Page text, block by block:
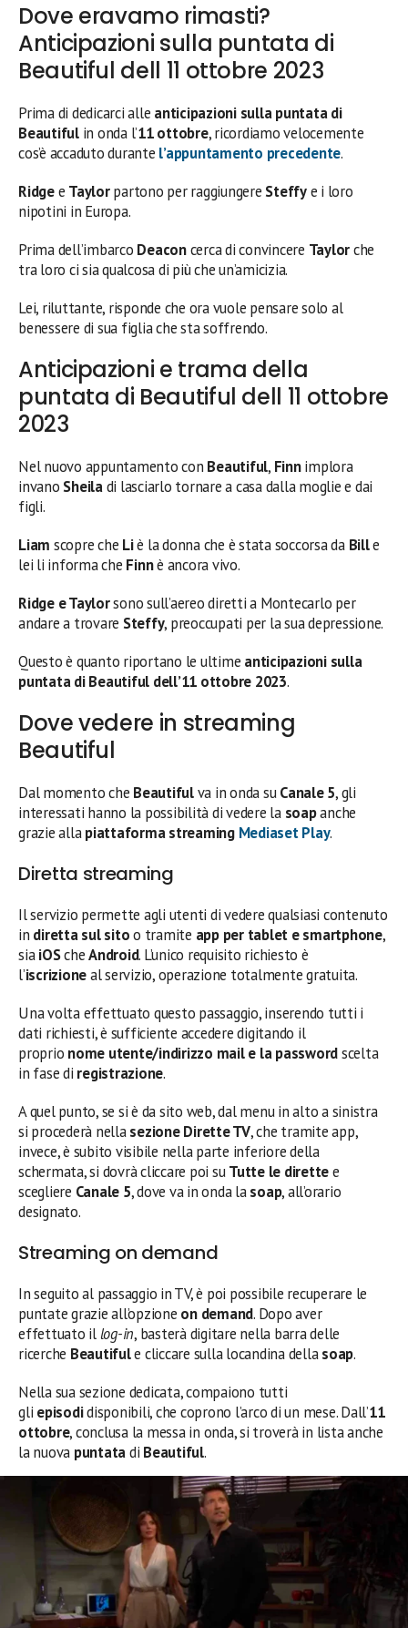
Dove eravamo rimasti?
Anticipazioni sulla puntata di
Beautiful dell 11 ottobre 2023
Prima di dedicarci alle anticipazioni sulla puntata di
Beautiful in onda l’11 ottobre, ricordiamo velocemente
cos’è accaduto durante l’appuntamento precedente.
Ridgee Taylorpartono per raggiungere Steffye i loro
nipotini in Europa.
Prima dell’imbarco Deaconcerca di convincere Taylorche
tra loro ci sia qualcosa di più che un’amicizia.
Lei, riluttante, risponde che ora vuole pensare solo al
benessere di sua figlia che sta soffrendo.
Anticipazioni e trama della
puntata di Beautiful dell 11 ottobre
2023
Nel nuovo appuntamento con Beautiful, Finnimplora
invano Sheiladi lasciarlo tornare a casa dalla moglie e dai
figli.
Liam scopre che Liè la donna che è stata soccorsa da Bille
lei li informa che Finnè ancora vivo.
Ridge e Taylorsono sull’aereo diretti a Montecarlo per
andare a trovare Steffy, preoccupati per la sua depressione.
Questo è quanto riportano le ultime anticipazioni sulla
puntata di Beautiful dell’11 ottobre 2023.
Dove vedere in streaming
Beautiful
Dal momento che Beautifulva in onda suCanale 5, gli
interessati hanno la possibilità di vedere la soapanche
grazie allapiattaforma streaming Mediaset Play.
Diretta streaming
Il servizio permette agli utenti di vedere qualsiasi contenuto
in diretta sul sitoo tramite app per tablet e smartphone,
siaiOScheAndroid. L’unico requisito richiesto è
l’iscrizioneal servizio, operazione totalmente gratuita.
Una volta effettuato questo passaggio, inserendo tutti i
dati richiesti, è sufficiente accedere digitando il
proprio nome utente/indirizzo mail e la passwordscelta
in fase di registrazione.
A quel punto, se si è da sito web, dal menu in alto a sinistra
si procederà nellasezione Dirette TV, che tramite app,
invece, è subito visibile nella parte inferiore della
schermata, si dovrà cliccare poi suTutte le direttee
scegliere Canale 5, dove va in onda lasoap, all’orario
designato.
Streaming on demand
In seguito al passaggio in TV, è poi possibile recuperare le
puntate grazie all’opzione on demand. Dopo aver
effettuato illog-in, basterà digitare nella barra delle
ricerche Beautifule cliccare sulla locandina dellasoap.
Nella sua sezione dedicata, compaiono tutti
gli episodidisponibili, che coprono l’arco di un mese. Dall’11
ottobre, conclusa la messa in onda, si troverà in lista anche
la nuova puntatadi Beautiful.